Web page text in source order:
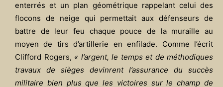
enterrés et un plan géométrique rappelant celui des
flocons de neige qui permettait aux défenseurs de
battre de leur feu chaque pouce de la muraille au
moyen de tirs d’artillerie en enfilade. Comme l’écrit
Clifford Rogers, « l’argent, le temps et de méthodiques
travaux de sièges devinrent l’assurance du succès
militaire bien plus que les victoires sur le champ de